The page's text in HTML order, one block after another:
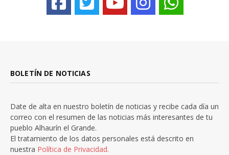
BOLETÍN DE NOTICIAS
Date de alta en nuestro boletín de noticias y recibe cada día un
correo con el resumen de las noticias más interesantes de tu
pueblo Alhaurín el Grande.
El tratamiento de los datos personales está descrito en
nuestra Política de Privacidad.